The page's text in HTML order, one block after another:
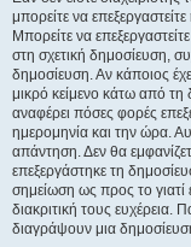
μπορείτε να
Μπορείτε να
στη σχετική δημοσίευση,
δημοσίευση. Αν κάποιος
μικρό κείμενο κάτω από τη
αναφέρει πόσες φορές
ημερομηνία και την ώρα.
απάντηση. Δεν θα
επεξεργάστηκε τη
σημείωση ως προς το γιατί
διακριτική τους
διαγράψουν μια